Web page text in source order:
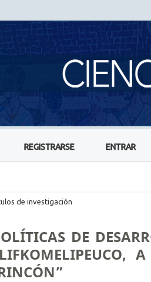
REGISTRARSE ENTRAR
de investigación
DE
A